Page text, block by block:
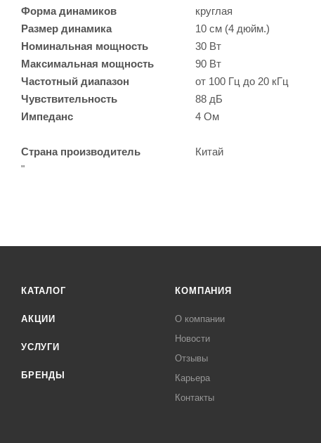
Форма динамиков
круглая
Размер динамика
10 см (4 дюйм.)
Номинальная мощность
30 Вт
Максимальная мощность
90 Вт
Частотный диапазон
от 100 Гц до 20 кГц
Чувствительность
88 дБ
Импеданс
4 Ом
Страна производитель
Китай
"
КАТАЛОГ
АКЦИИ
УСЛУГИ
БРЕНДЫ
КОМПАНИЯ
О компании
Новости
Отзывы
Карьера
Контакты